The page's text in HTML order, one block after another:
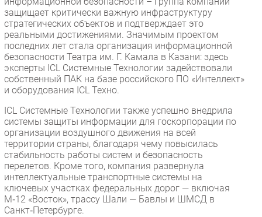
защищает критически важную инфраструктуру
стратегических объектов и подтверждает это
реальными достижениями. Значимым проектом
последних лет стала организация информационной
безопасности Театра им. Г. Камала в Казани: здесь
эксперты ICL Системные Технологии задействовали
собственный ПАК на базе российского ПО «Интеллект»
и оборудования ICL Техно.
ICL Системные Технологии также успешно внедрила
системы защиты информации для госкорпорации по
организации воздушного движения на всей
территории страны, благодаря чему повысилась
стабильность работы систем и безопасность
перелетов. Кроме того, компания развернула
интеллектуальные транспортные системы на
ключевых участках федеральных дорог — включая
М‑12 «Восток», трассу Шали — Бавлы и ШМСД в
Санкт‑Петербурге.